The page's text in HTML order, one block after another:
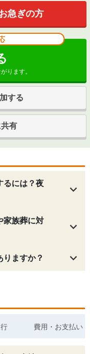
急ぎの方
ります。
する
有
には？夜
族葬に対
ますか？
費用・お支払い